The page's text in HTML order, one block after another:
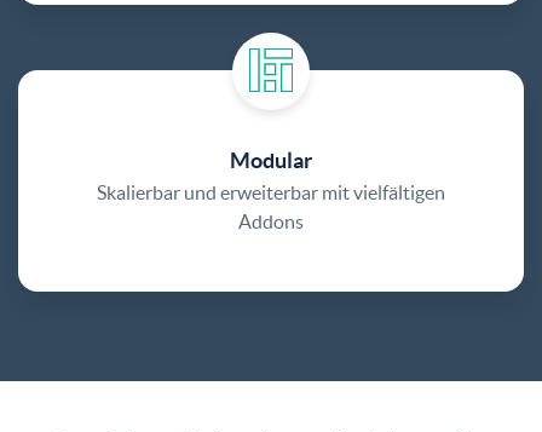
Modular
Skalierbar und erweiterbar mit vielfältigen
Addons